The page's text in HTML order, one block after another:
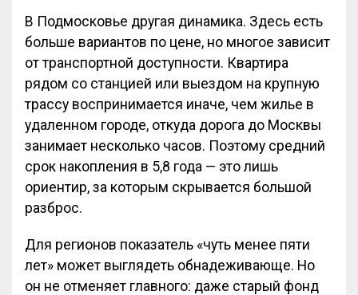
В Подмосковье другая динамика. Здесь есть
больше вариантов по цене, но многое зависит
от транспортной доступности. Квартира
рядом со станцией или выездом на крупную
трассу воспринимается иначе, чем жилье в
удаленном городе, откуда дорога до Москвы
занимает несколько часов. Поэтому средний
срок накопления в 5,8 года — это лишь
ориентир, за которым скрывается большой
разброс.
Для регионов показатель «чуть менее пяти
лет» может выглядеть обнадеживающе. Но
он не отменяет главного: даже старый фонд